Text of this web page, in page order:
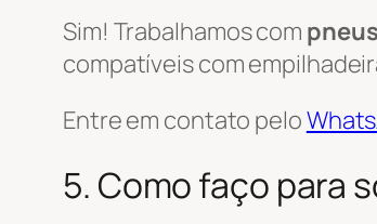
Sim! Trabalhamos com
compatíveis com
Entre em contato pelo
5. Como faço para